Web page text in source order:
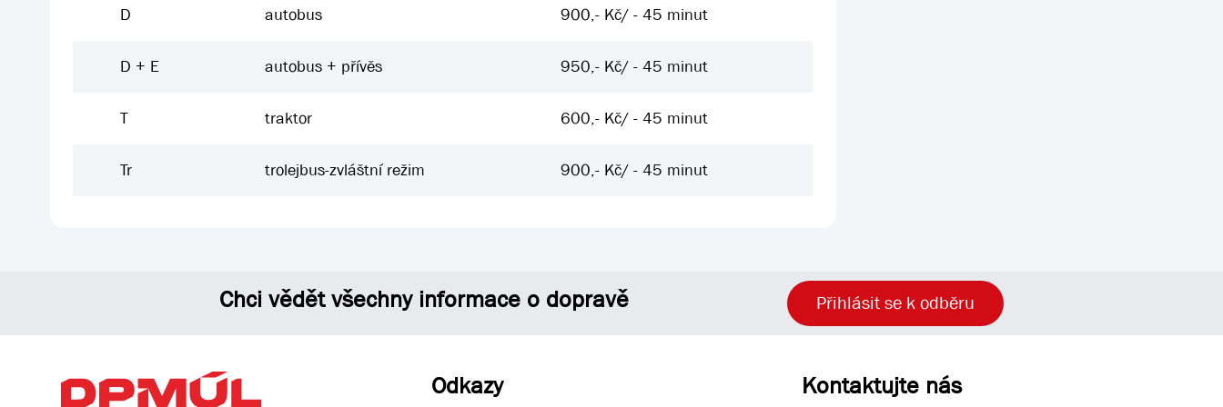
D autobus 900,- Kč/ - 45 minut
D + E autobus + přívěs 950,- Kč/ - 45 minut
T traktor 600,- Kč/ - 45 minut
Tr trolejbus-zvláštní režim 900,- Kč/ - 45 minut
Chci vědět všechny informace o dopravě Přihlásit se k odběru
Odkazy Kontaktujte nás